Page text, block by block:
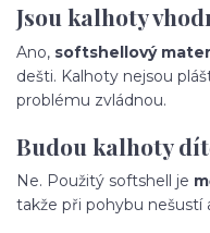
Jsou kalhoty
Ano, softshellový
dešti. Kalhoty nejsou
problému zvládnou.
Budou kalhoty
Ne. Použitý softshell je
takže při pohybu nešustí